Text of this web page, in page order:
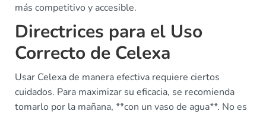
más competitivo y accesible.
Directrices para el Uso
Correcto de Celexa
Usar Celexa de manera efectiva requiere ciertos
cuidados. Para maximizar su eficacia, se recomienda
tomarlo por la mañana, **con un vaso de agua**. No es